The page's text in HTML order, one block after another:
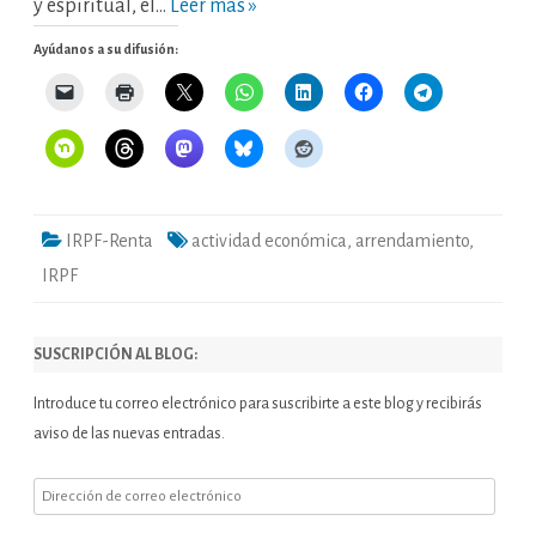
y espiritual, el… Leer más »
Ayúdanos a su difusión:
IRPF-Renta actividad económica , arrendamiento,
IRPF
SUSCRIPCIÓN AL BLOG:
Introduce tu correo electrónico para suscribirte a este blog y recibirás
aviso de las nuevas entradas.
Dirección